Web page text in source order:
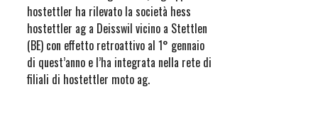
hostettler ha rilevato la società hess
hostettler ag a Deisswil vicino a Stettlen
(BE) con effetto retroattivo al 1° gennaio
di quest’anno e l’ha integrata nella rete di
filiali di hostettler moto ag.